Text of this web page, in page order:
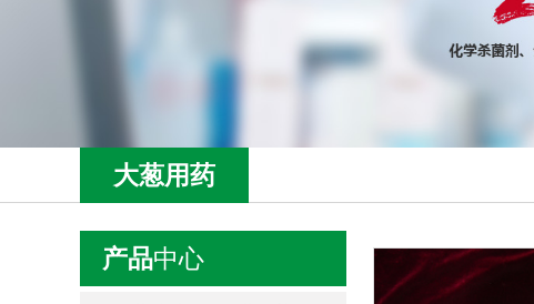
大葱用药
产品中心